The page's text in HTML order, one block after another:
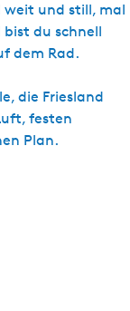
weit und still, mal
du schnell
dem Rad.
die Friesland
festen
Plan.